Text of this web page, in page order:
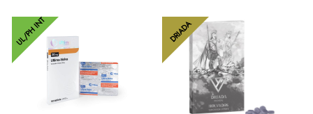
49.55$.
UL/PH INT DRIADA